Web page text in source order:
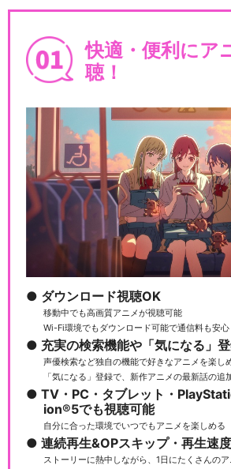
閉じる
快適・便利にア
聴！
ダウンロード視聴OK
移動中でも高画質アニメが視聴可能
Wi-Fi環境でもダウンロード可能で通信料も安心
充実の検索機能や「気になる」
声優検索など独自の機能で好きなアニメを楽し
「気になる」登録で、新作アニメの最新話の追
TV・PC・タブレット・
ion®5でも視聴可能
自分に合った環境でいつでもアニメを楽しめる
連続再生&OPスキップ・再生速
ストーリーに熱中しながら、1日にたくさんの